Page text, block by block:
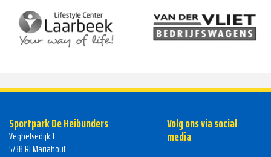
Sportpark De Heibunders
Veghelsedijk 1
5738 RJ Mariahout
Volg ons via social
media